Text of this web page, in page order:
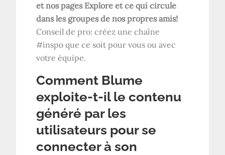
et nos pages Explore et ce qui circule
dans les groupes de nos propres amis!
Conseil de pro: créez une chaîne
#inspo que ce soit pour vous ou avec
votre équipe.
Comment Blume
exploite-t-il le contenu
généré par les
utilisateurs pour se
connecter à son